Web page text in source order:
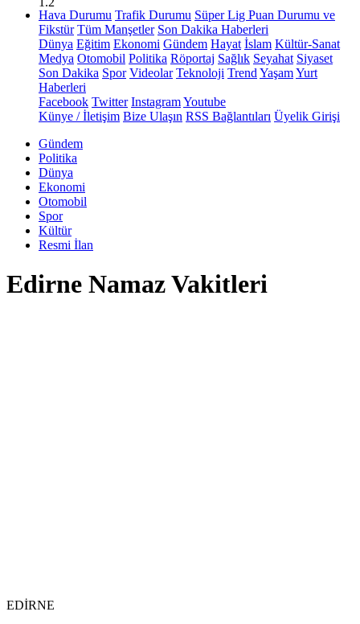
Hava Durumu Trafik Durumu Süper Lig Puan Durumu ve
Fikstür Tüm Manşetler Son Dakika Haberleri
Dünya Eğitim Ekonomi Gündem Hayat İslam Kültür-Sanat
Medya Otomobil Politika Röportaj Sağlık Seyahat Siyaset
Son Dakika Spor Videolar Teknoloji Trend YaşamYurt
Haberleri
Facebook Twitter InstagramYoutube
Künye / İletişim Bize Ulaşın RSS Bağlantıları Üyelik Girişi
Gündem
Politika
Dünya
Ekonomi
Otomobil
Spor
Kültür
Resmi İlan
Edirne Namaz Vakitleri
EDİRNE